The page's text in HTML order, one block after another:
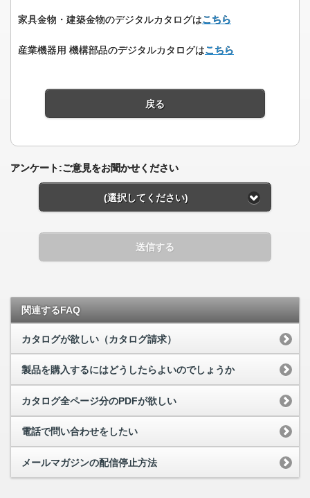
家具金物・建築金物のデジタルカタログはこちら
産業機器用 機構部品のデジタルカタログはこちら
戻る
アンケート:ご意見をお聞かせください
(選択してください)
送信する
関連するFAQ
カタログが欲しい（カタログ請求）
製品を購入するにはどうしたらよいのでしょうか
カタログ全ページ分のPDFが欲しい
電話で問い合わせをしたい
メールマガジンの配信停止方法